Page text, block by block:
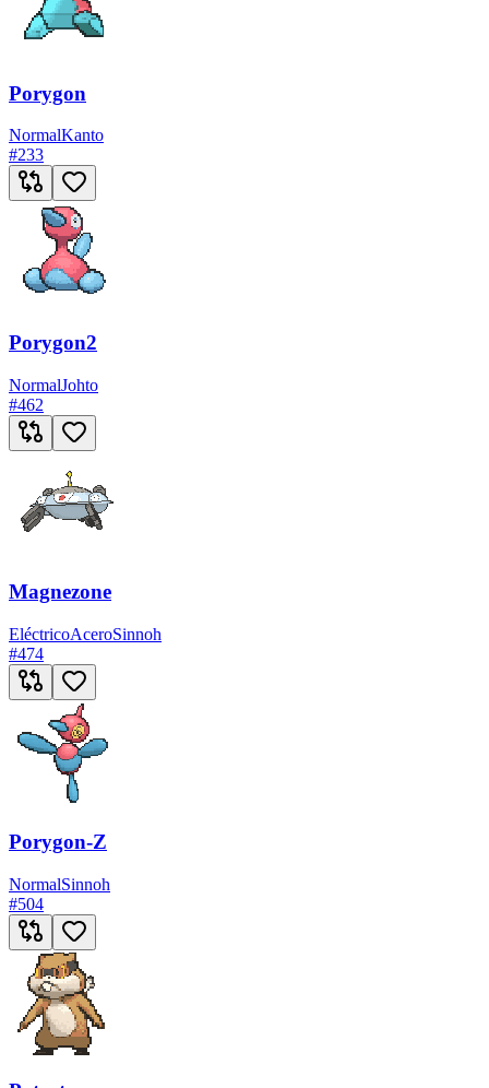
Porygon
NormalKanto
#233
Porygon2
NormalJohto
#462
Magnezone
EléctricoAceroSinnoh
#474
Porygon-Z
NormalSinnoh
#504